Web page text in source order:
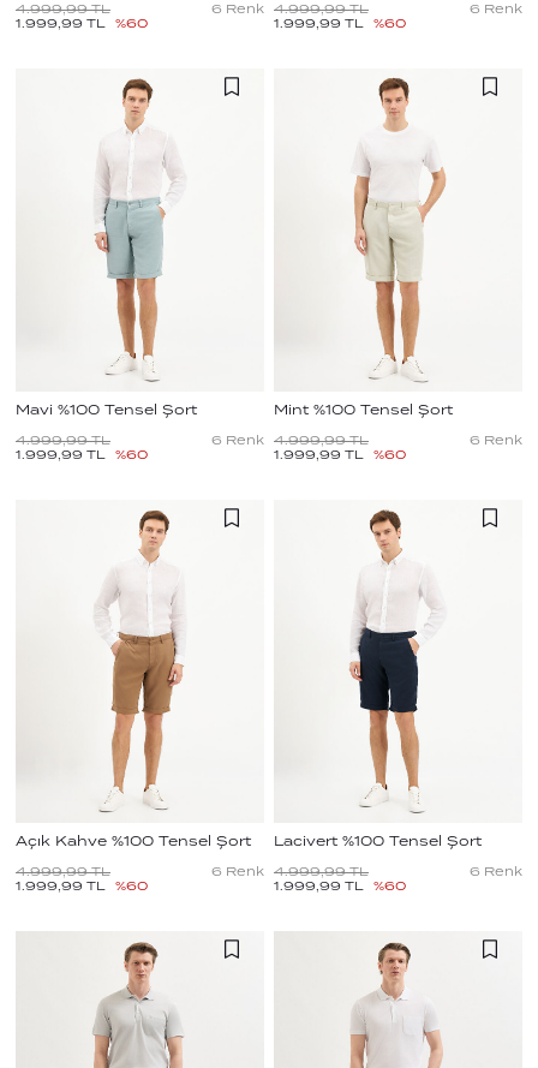
4.999,99 TL
1.999,99 TL %60
6 Renk 4.999,99 TL
1.999,99 TL %60
6 Renk
Mavi %100 Tensel Şort
4.999,99 TL
1.999,99 TL %60
6 Renk
Mint %100 Tensel Şort
4.999,99 TL
1.999,99 TL %60
6 Renk
Açık Kahve %100 Tensel Şort
4.999,99 TL
1.999,99 TL %60
6 Renk
Lacivert %100 Tensel Şort
4.999,99 TL
1.999,99 TL %60
6 Renk